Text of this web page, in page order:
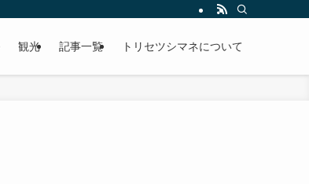
観光 記事一覧 トリセツシマネについて